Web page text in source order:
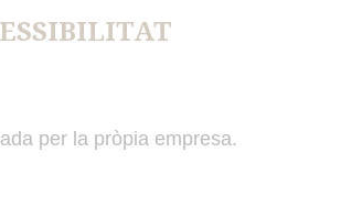
per la pròpia empresa.